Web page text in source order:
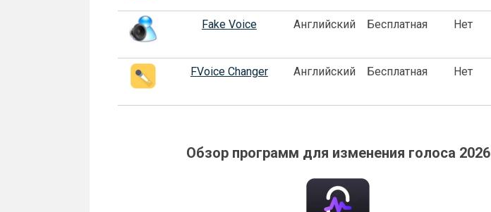
Fake Voice Английский Бесплатная Нет
FVoice Changer Английский Бесплатная Нет
Обзор программ для изменения голоса 2026